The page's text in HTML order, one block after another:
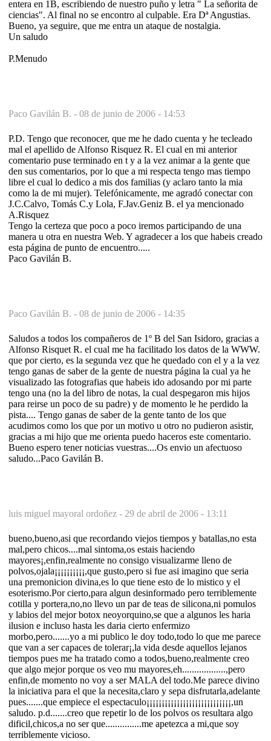
entera en 1B, escribiendo de nuestro puño y letra " La señorita de
ciencias". Al final no se encontro al culpable. Era Dª Angustias.
Bueno, ya seguire, que me entra un ataque de nostalgia.
Un saludo
P.Menudo
Paco Gavilán B. - 08 de junio de 2006 - 14:53
P.D. Tengo que reconocer, que me he dado cuenta y he tecleado
mal el apellido de Alfonso Risquez R. El cual en mi anterior
comentario puse terminado en t y a la vez animar a la gente que
den sus comentarios, por lo que a mi respecta tengo mas tiempo
libre el cual lo dedico a mis dos familias (y aclaro tanto la mia
como la de mi mujer). Telefónicamente, me agradó conectar con
J.C.Calvo, Tomás C.y Lola, F.Jav.Geniz B. el ya mencionado
A.Risquez
Tengo la certeza que poco a poco iremos participando de una
manera u otra en nuestra Web. Y agradecer a los que habeis creado
esta página de punto de encuentro.....
Paco Gavilán B.
Paco Gavilán B. - 08 de junio de 2006 - 14:35
Saludos a todos los compañeros de 1º B del San Isidoro, gracias a
Alfonso Risquet R. el cual me ha facilitado los datos de la WWW.
que por cierto, es la segunda vez que he quedado con el y a la vez
tengo ganas de saber de la gente de nuestra página la cual ya he
visualizado las fotografias que habeis ido adosando por mi parte
tengo una (no la del libro de notas, la cual despegaron mis hijos
para reirse un poco de su padre) y de momento le he perdido la
pista.... Tengo ganas de saber de la gente tanto de los que
acudimos como los que por un motivo u otro no pudieron asistir,
gracias a mi hijo que me orienta puedo haceros este comentario.
Bueno espero tener noticias vuestras....Os envio un afectuoso
saludo...Paco Gavilán B.
luis miguel mayoral ordoñez - 29 de abril de 2006 - 13:11
bueno,bueno,asi que recordando viejos tiempos y batallas,no esta
mal,pero chicos....mal sintoma,os estais haciendo
mayores¡,enfin,realmente no consigo visualizarme lleno de
polvos,ojala¡¡¡¡¡¡¡¡¡¡,que gusto,pero si fue asi imagino que seria
una premonicion divina,es lo que tiene esto de lo mistico y el
esoterismo.Por cierto,para algun desinformado pero terriblemente
cotilla y portera,no,no llevo un par de teas de silicona,ni pomulos
y labios del mejor botox neoyorquino,se que a algunos les haria
ilusion e incluso hasta les daria cierto enfermizo
morbo,pero.......yo a mi publico le doy todo,todo lo que me parece
que van a ser capaces de tolerar¡,la vida desde aquellos lejanos
tiempos pues me ha tratado como a todos,bueno,realmente creo
que algo mejor porque os veo mu mayores,eh..................,pero
enfin,de momento no voy a ser MALA del todo.Me parece divino
la iniciativa para el que la necesita,claro y sepa disfrutarla,adelante
pues.......que empiece el espectaculo¡¡¡¡¡¡¡¡¡¡¡¡¡¡¡¡¡¡¡¡¡¡¡¡¡¡¡¡,un
saludo. p.d.......creo que repetir lo de los polvos os resultara algo
dificil,chicos,a no ser que...............me apetezca a mi,que soy
terriblemente vicioso.